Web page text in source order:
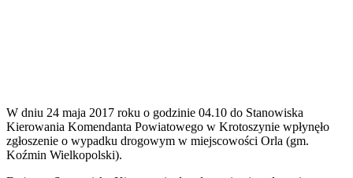
W dniu 24 maja 2017 roku o godzinie 04.10 do Stanowiska
Kierowania Komendanta Powiatowego w Krotoszynie wpłynęło
zgłoszenie o wypadku drogowym w miejscowości Orla (gm.
Koźmin Wielkopolski).